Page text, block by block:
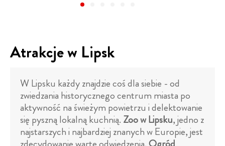
Atrakcje w Lipsk
W Lipsku każdy znajdzie coś dla siebie - od
zwiedzania historycznego centrum miasta po
aktywność na świeżym powietrzu i delektowanie
się pyszną lokalną kuchnią. Zoo w Lipsku, jedno z
najstarszych i najbardziej znanych w Europie, jest